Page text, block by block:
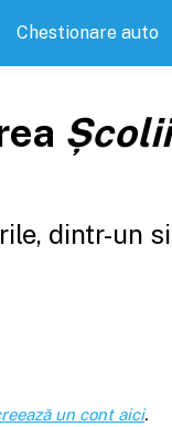
Chestionare auto
dintr-un
un cont aici.